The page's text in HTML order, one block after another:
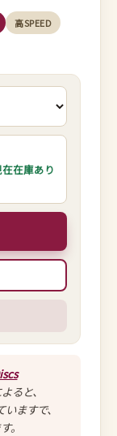
高SPEED
在庫あり
ると、
ますで、
。